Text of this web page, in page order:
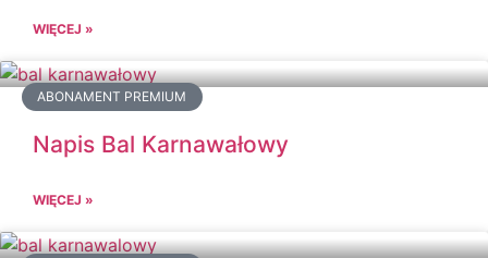
WIĘCEJ »
ABONAMENT PREMIUM
Napis Bal Karnawałowy
WIĘCEJ »